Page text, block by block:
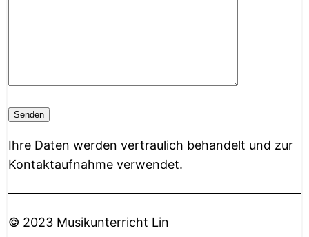
Ihre Daten werden vertraulich behandelt und zur
Kontaktaufnahme verwendet.
© 2023 Musikunterricht Lin